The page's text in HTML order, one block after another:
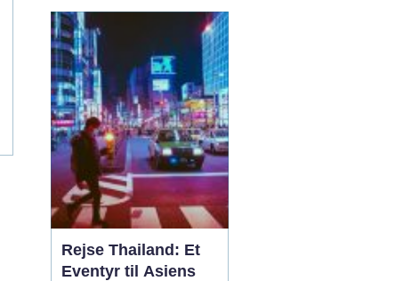
Rejse Thailand: Et
Eventyr til Asiens